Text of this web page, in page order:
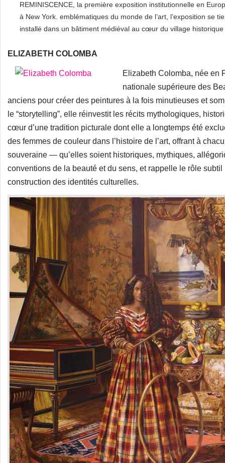
REMINISCENCE, la première exposition institutionnelle en
à New York. emblématiques du monde de l’art, l’exposition se
installé dans un bâtiment médiéval au cœur du village
ELIZABETH COLOMBA
Elizabeth Colomba, née en
nationale supérieure des
anciens pour créer des peintures à la fois minutieuses et
le “storytelling”, elle réinvestit les récits mythologiques,
cœur d’une tradition picturale dont elle a longtemps été
des femmes de couleur dans l’histoire de l’art, offrant à
souveraine — qu’elles soient historiques, mythiques,
conventions de la beauté et du sens, et rappelle le rôle
construction des identités culturelles.